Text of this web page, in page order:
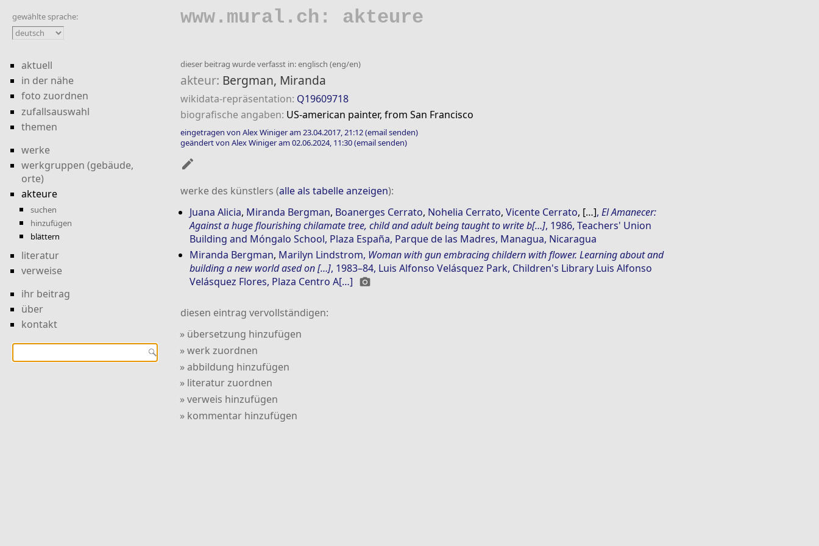
www.mural.ch: akteure
gewählte sprache:
aktuell
in der nähe
foto zuordnen
zufallsauswahl
themen
werke
werkgruppen (gebäude,
orte)
akteure
suchen
hinzufügen
blättern
literatur
verweise
ihr beitrag
über
kontakt
dieser beitrag wurde verfasst in: englisch (eng/en)
akteur: Bergman, Miranda
wikidata-repräsentation: Q19609718
biografische angaben: US-american painter, from San Francisco
eingetragen von Alex Winiger am 23.04.2017, 21:12(email senden)
geändert von Alex Winiger am 02.06.2024, 11:30(email senden)
mode_edit
werke des künstlers (alle als tabelle anzeigen):
Juana Alicia, Miranda Bergman, Boanerges Cerrato, Nohelia Cerrato, Vicente Cerrato, […], El Amanecer:
Against a huge flourishing chilamate tree, child and adult being taught to write b[…], 1986, Teachers' Union
Building and Móngalo School, Plaza España, Parque de las Madres, Managua, Nicaragua
Miranda Bergman, Marilyn Lindstrom, Woman with gun embracing childern with flower. Learning about and
building a new world ased on […], 1983–84, Luis Alfonso Velásquez Park, Children's Library Luis Alfonso
Velásquez Flores, Plaza Centro A[…] photo_camera
diesen eintrag vervollständigen:
» übersetzung hinzufügen
» werk zuordnen
» abbildung hinzufügen
» literatur zuordnen
» verweis hinzufügen
» kommentar hinzufügen